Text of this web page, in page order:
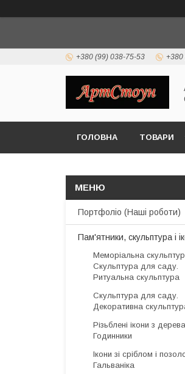
+380 (99) 038-75-53 +380
ГОЛОВНА ТОВАРИ
Портфоліо (Наші роботи)
Пам'ятники, скульптура і
Меморіальна
Скульптура для саду.
Ритуальна скульптура
Скульптура для саду.
Декоративна
Різьблені ікони з
Годинники
Ікони зі сріблом і
Гальваніка